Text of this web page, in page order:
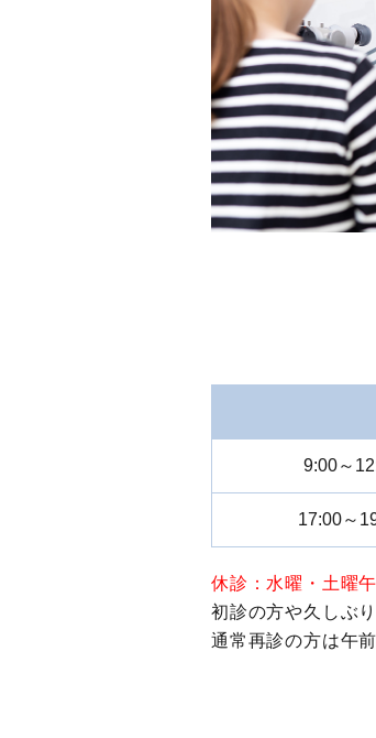
9:00～
17:00～
休診：水曜・土曜
初診の方や久しぶ
通常再診の方は午